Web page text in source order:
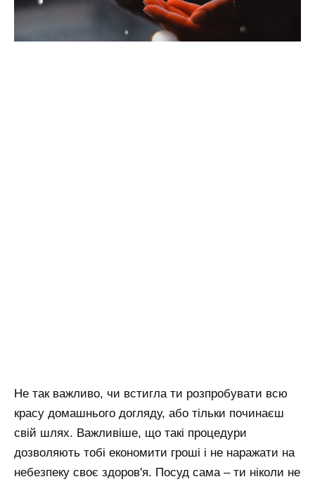
Не так важливо, чи встигла ти розпробувати всю
красу домашнього догляду, або тільки починаєш
свій шлях. Важливіше, що такі процедури
дозволяють тобі економити гроші і не наражати на
небезпеку своє здоров'я. Посуд сама – ти ніколи не